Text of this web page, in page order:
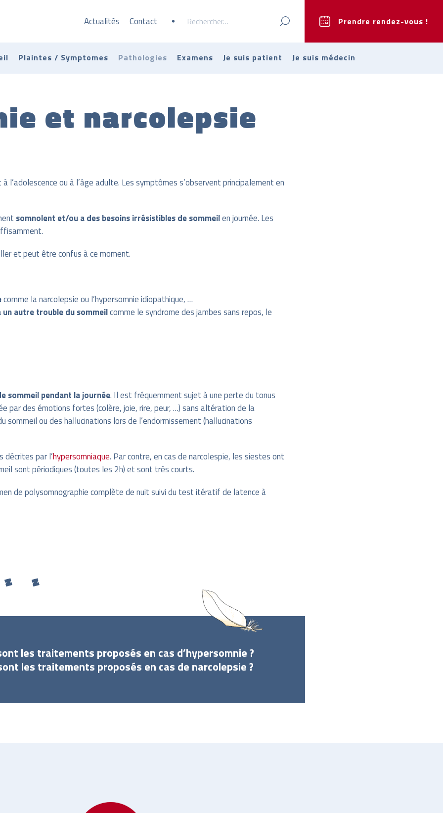
Plaintes / Symptomes Pathologies Examens Je suis patient Je suis médecin
Actualités Contact Rechercher : Prendre rendez-vous !
et narcolepsie
l’adolescence ou à l’âge adulte. Les symptômes s’observent principalement en
somnolent et/ou a des besoins irrésistibles de sommeilen journée. Les
et peut être confus à ce moment.
comme la narcolepsie ou l’hypersomnie idiopathique, …
un autre trouble du sommeilcomme le syndrome des jambes sans repos, le
sommeil pendant la journée. Il est fréquemment sujet à une perte du tonus
par des émotions fortes (colère, joie, rire, peur, …) sans altération de la
sommeil ou des hallucinations lors de l’endormissement (hallucinations
décrites par l’hypersomniaque. Par contre, en cas de narcolespie, les siestes ont
sont périodiques (toutes les 2h) et sont très courts.
de polysomnographie complète de nuit suivi du test itératif de latence à
les traitements proposés en cas d’hypersomnie ?
les traitements proposés en cas de narcolepsie ?